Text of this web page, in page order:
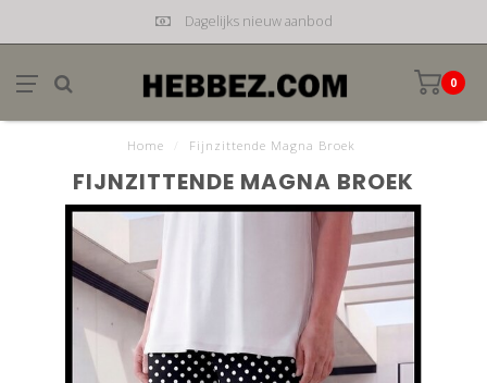
Dagelijks nieuw aanbod
0
Home Fijnzittende Magna Broek
FIJNZITTENDE MAGNA BROEK